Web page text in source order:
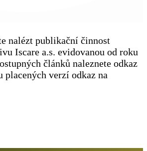
nalézt publikační činnost
Iscare a.s. evidovanou od roku
článků naleznete odkaz
placených verzí odkaz na